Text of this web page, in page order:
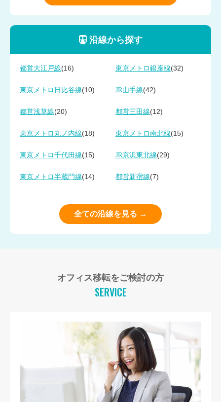
沿線から探す
都営大江戸線(16) 東京メトロ銀座線(32)
東京メトロ日比谷線(10) JR山手線(42)
都営浅草線(20) 都営三田線(12)
東京メトロ丸ノ内線(18) 東京メトロ南北線(15)
東京メトロ千代田線(15) JR京浜東北線(29)
東京メトロ半蔵門線(14) 都営新宿線(7)
全ての沿線を見る →
オフィス移転をご検討の方
SERVICE